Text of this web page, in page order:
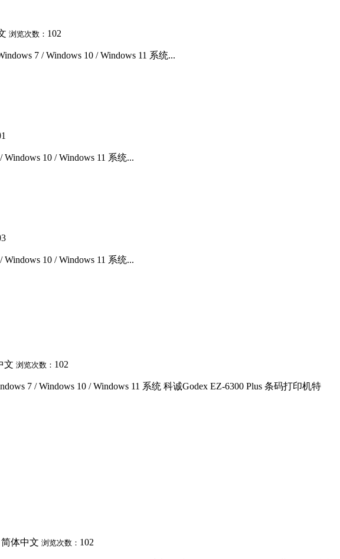
浏览次数： 102
7 / Windows 10 / Windows 11 系统...
10 / Windows 11 系统...
10 / Windows 11 系统...
文 浏览次数： 102
7 / Windows 10 / Windows 11 系统 科诚Godex EZ-6300 Plus 条码打印机特
简体中文 浏览次数： 102